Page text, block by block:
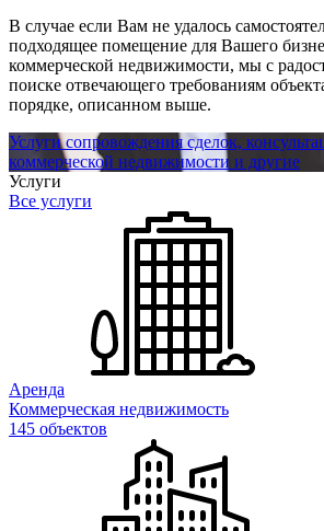
В случае если Вам не удалось
подходящее помещение для Вашего
коммерческой недвижимости, мы с
поиске отвечающего требованиям
порядке, описанном выше.
Услуги сопровождения сделок,
коммерческой недвижимости и другие
Услуги
Все услуги
Аренда
Коммерческая недвижимость
145 объектов